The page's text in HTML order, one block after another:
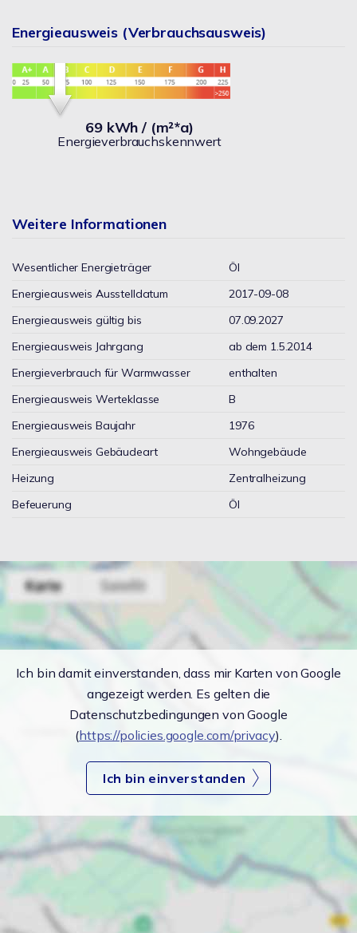
Energieausweis (Verbrauchsausweis)
69 kWh / (m²*a)
Energieverbrauchskennwert
Weitere Informationen
Wesentlicher Energieträger
Öl
Energieausweis Ausstelldatum
2017-09-08
Energieausweis gültig bis
07.09.2027
Energieausweis Jahrgang
ab dem 1.5.2014
Energieverbrauch für Warmwasser
enthalten
Energieausweis Werteklasse
B
Energieausweis Baujahr
1976
Energieausweis Gebäudeart
Wohngebäude
Heizung
Zentralheizung
Befeuerung
Öl
Ich bin damit einverstanden, dass mir Karten von Google
angezeigt werden. Es gelten die
Datenschutzbedingungen von Google
(https://policies.google.com/privacy).
Ich bin einverstanden